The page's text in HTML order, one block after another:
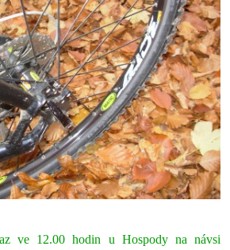
ve 12.00 hodin u Hospody na návsi